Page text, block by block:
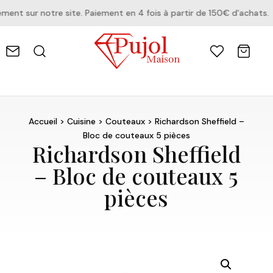
sur notre site. Paiement en 4 fois à partir de 150€ d'achats.
Accueil> Cuisine> Couteaux> Richardson Sheffield –
Bloc de couteaux 5 pièces
Richardson Sheffield
– Bloc de couteaux 5
pièces